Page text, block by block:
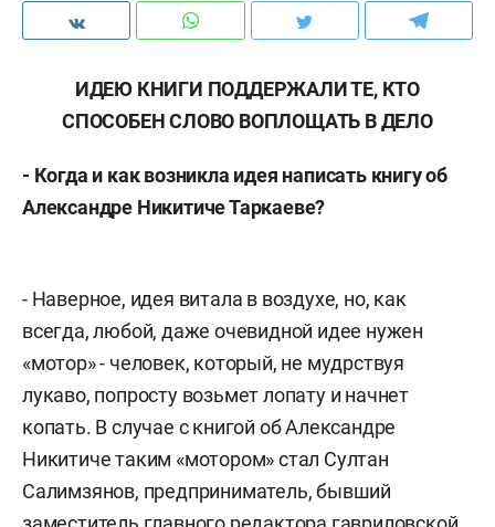
ИДЕЮ КНИГИ ПОДДЕРЖАЛИ ТЕ, КТО
СПОСОБЕН СЛОВО ВОПЛОЩАТЬ В ДЕЛО
- Когда и как возникла идея написать книгу об
Александре Никитиче Таркаеве?
- Наверное, идея витала в воздухе, но, как
всегда, любой, даже очевидной идее нужен
«мотор» - человек, который, не мудрствуя
лукаво, попросту возьмет лопату и начнет
копать. В случае с книгой об Александре
Никитиче таким «мотором» стал Султан
Салимзянов, предприниматель, бывший